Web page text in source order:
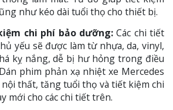
như kéo dài tuổi thọ cho thiết bị.
chi phí bảo dưỡng:Các chi tiết
yếu sẽ được làm từ nhựa, da, vinyl,
kỵ nắng, dễ bị hư hỏng trong điều
phim phản xạ nhiệt xe Mercedes
nội thất, tăng tuổi thọ và tiết kiệm chi
mới cho các chi tiết trên.